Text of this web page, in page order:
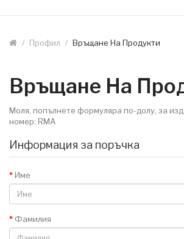
Профил Връщане На Продукти
Връщане На
Моля, попълнете формуляра по-долу, за
номер: RMA
Информация за поръчка
Име
Фамилия